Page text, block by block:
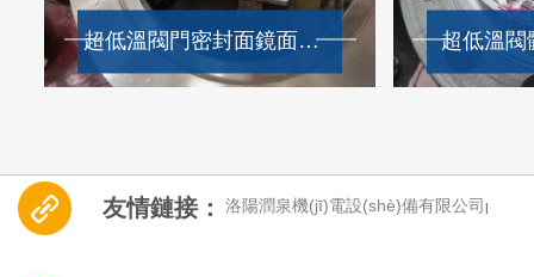
超低溫閥門密封面鏡面加工效果 超低溫閥
友情鏈接： 洛陽潤泉機(jī)電設(shè)備有限公司 |